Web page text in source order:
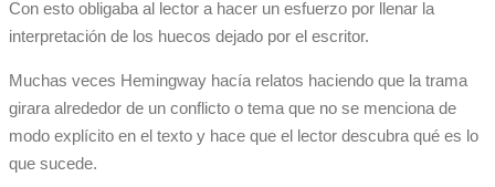
Con esto obligaba al lector a hacer un esfuerzo por llenar la
interpretación de los huecos dejado por el escritor.
Muchas veces Hemingway hacía relatos haciendo que la trama
girara alrededor de un conflicto o tema que no se menciona de
modo explícito en el texto y hace que el lector descubra qué es lo
que sucede.